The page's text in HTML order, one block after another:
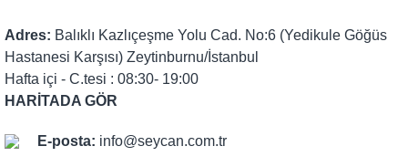
Adres: Balıklı Kazlıçeşme Yolu Cad. No:6 (Yedikule Göğüs
Hastanesi Karşısı) Zeytinburnu/İstanbul
Hafta içi - C.tesi : 08:30- 19:00
HARİTADA GÖR
E-posta: info@seycan.com.tr